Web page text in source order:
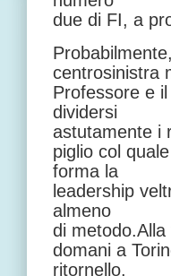
due di FI, a
centrosinistra
Professore e
dividersi
astutamente i
piglio col
forma la
leadership
almeno
di
domani a
ritornello.